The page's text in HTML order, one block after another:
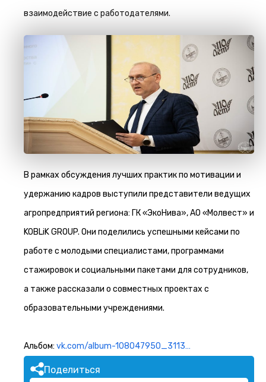
взаимодействие с работодателями.
В рамках обсуждения лучших практик по мотивации и
удержанию кадров выступили представители ведущих
агропредприятий региона: ГК «ЭкоНива», АО «Молвест» и
KOBLiK GROUP. Они поделились успешными кейсами по
работе с молодыми специалистами, программами
стажировок и социальными пакетами для сотрудников,
а также рассказали о совместных проектах с
образовательными учреждениями.
Альбом: vk.com/album-108047950_3113…
Поделиться